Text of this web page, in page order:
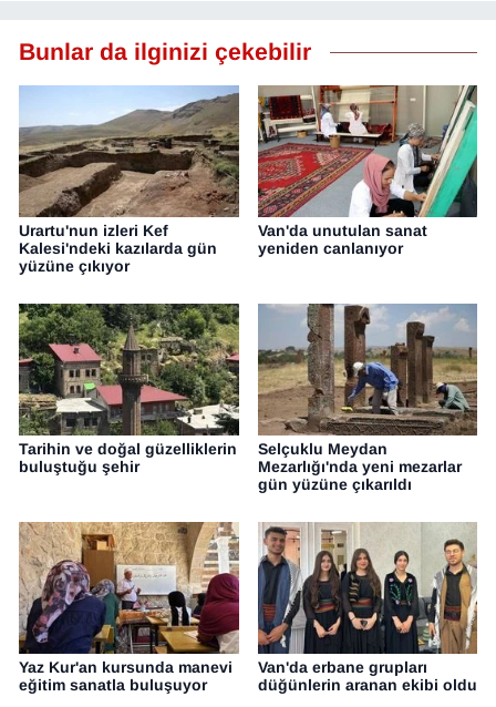
Bunlar da ilginizi çekebilir
Urartu'nun izleri Kef
Kalesi'ndeki kazılarda gün
yüzüne çıkıyor
Van'da unutulan sanat
yeniden canlanıyor
Tarihin ve doğal güzelliklerin
buluştuğu şehir
Selçuklu Meydan
Mezarlığı'nda yeni mezarlar
gün yüzüne çıkarıldı
Yaz Kur'an kursunda manevi
eğitim sanatla buluşuyor
Van'da erbane grupları
düğünlerin aranan ekibi oldu